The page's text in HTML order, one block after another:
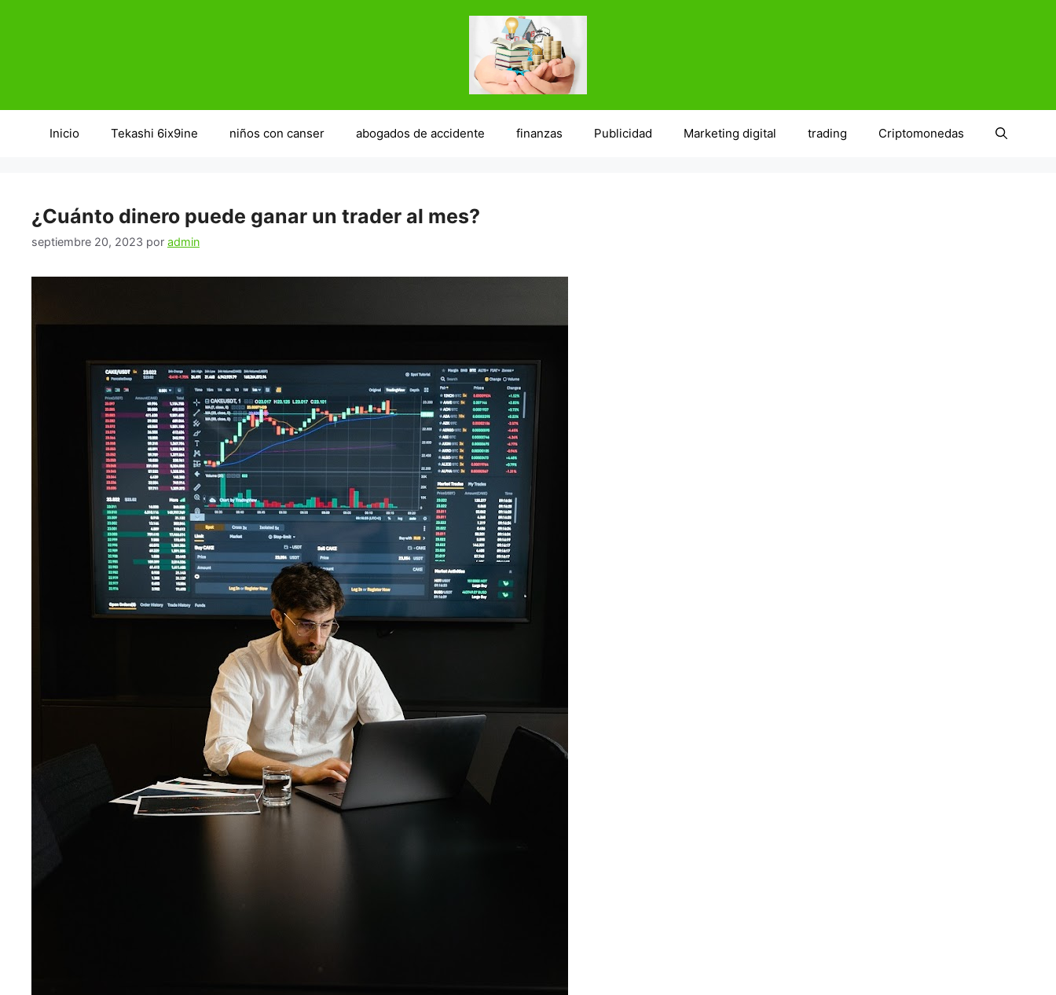
Inicio Tekashi 6ix9ine niños con canser abogados de accidente finanzas Publicidad Marketing digital trading Criptomonedas
¿Cuánto dinero puede ganar un trader al mes?
septiembre 20, 2023 por admin